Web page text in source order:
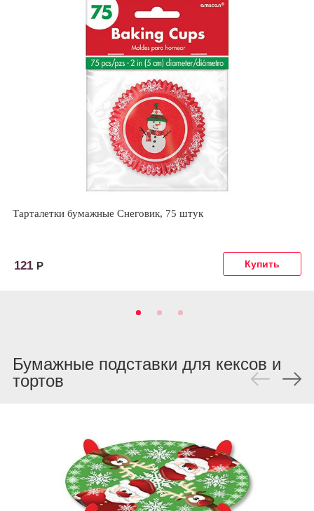
Тарталетки бумажные Снеговик, 75 штук
121 Р
Бумажные подставки для кексов и
тортов